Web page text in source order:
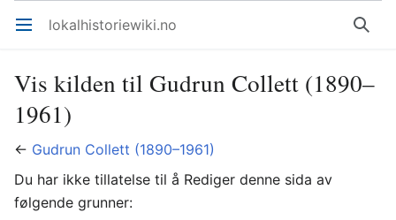
Åpne hovedmenyen lokalhistoriewiki.no Søk
Vis kilden til Gudrun Collett (1890–
1961)
← Gudrun Collett (1890–1961)
Du har ikke tillatelse til å Rediger denne sida av
følgende grunner: